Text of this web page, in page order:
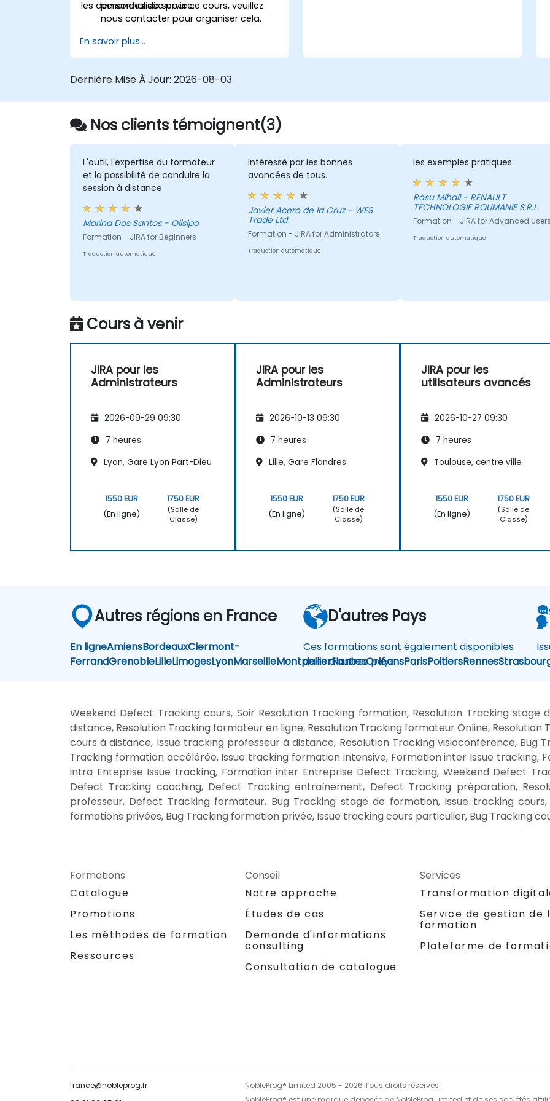
les demandes de service.
personnalisée pour ce cours, veuillez
nous contacter pour organiser cela.
En savoir plus...
Dernière Mise À Jour: 2026-08-03
Nos clients témoignent(3)
L'outil, l'expertise du formateur
et la possibilité de conduire la
session à distance
Marina Dos Santos - Olisipo
Formation - JIRA for Beginners
Traduction automatique
Intéressé par les bonnes
avancées de tous.
Javier Acero de la Cruz - WES
Trade Ltd
Formation - JIRA for Administrators
Traduction automatique
les exemples pratiques
Rosu Mihail - RENAULT
TECHNOLOGIE ROUMANIE S.R.L.
Formation - JIRA for Advanced
Traduction automatique
Cours à venir
JIRA pour les
Administrateurs
2026-09-29 09:30
7 heures
Lyon, Gare Lyon Part-Dieu
1550 EUR
(En ligne)
1750 EUR
(Salle de
Classe)
JIRA pour les
Administrateurs
2026-10-13 09:30
7 heures
Lille, Gare Flandres
1550 EUR
(En ligne)
1750 EUR
(Salle de
Classe)
JIRA pour les
utilisateurs avancés
2026-10-27 09:30
7 heures
Toulouse, centre ville
1550 EUR
(En ligne)
1750 EUR
(Salle de
Classe)
Autres régions en France
En ligneAmiensBordeauxClermont-
FerrandGrenobleLilleLimogesLyonMarseilleMontpellierNantesOrléansParisPoitiersRennes
D'autres Pays
Ces formations sont également disponibles
dans d'autres pays
Weekend Defect Tracking cours, Soir Resolution Tracking formation, Resolution Tracking stage
distance, Resolution Tracking formateur en ligne, Resolution Tracking formateur Online, Resolution
cours à distance, Issue tracking professeur à distance, Resolution Tracking visioconférence, Bug
Tracking formation accélérée, Issue tracking formation intensive, Formation inter Issue tracking,
intra Enteprise Issue tracking, Formation inter Entreprise Defect Tracking, Weekend Defect
Defect Tracking coaching, Defect Tracking entraînement, Defect Tracking préparation,
professeur, Defect Tracking formateur, Bug Tracking stage de formation, Issue tracking
formations privées, Bug Tracking formation privée, Issue tracking cours particulier, Bug Tracking
Formations
Catalogue
Promotions
Les méthodes de formation
Ressources
Conseil
Notre approche
Études de cas
Demande d'informations
consulting
Consultation de catalogue
Services
Transformation
Service de gestion de
formation
Plateforme de
france@nobleprog.fr
NobleProg® Limited 2005 - 2026 Tous droits réservés